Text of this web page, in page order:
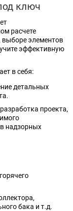
ключ
расчете
выборе элементов
эффективную
в себя:
детальных
проекта,
надзорных
бака и т.д.